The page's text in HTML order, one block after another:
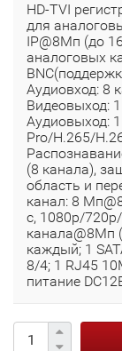
HD-TVI
для
IP@8Мп (до
аналоговых
Аудиовход: 8
Видеовыход: 1
Аудиовыход:
Pro/H.265/
(8 канала),
область и
канал: 8
с, 1080p/
канала@8Мп
каждый; 1
8/4; 1 RJ45
питание